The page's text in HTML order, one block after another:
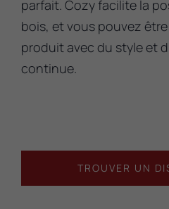
parfait. Cozy facilite la
bois, et vous pouvez
produit avec du style et
continue.
TROUVER UN